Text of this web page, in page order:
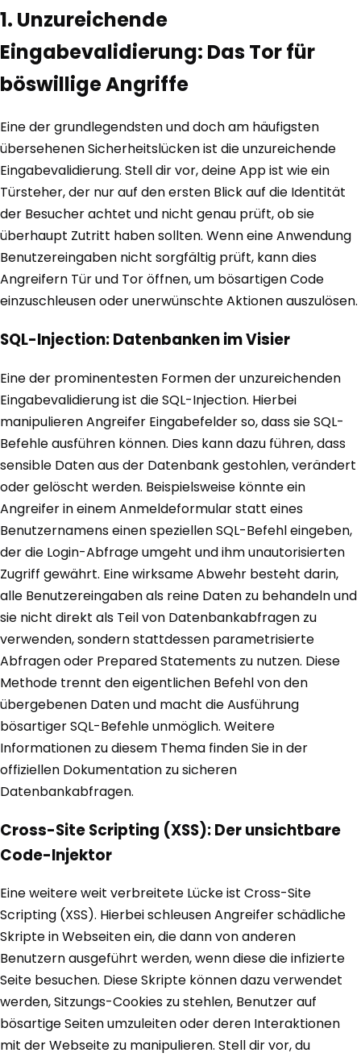
1. Unzureichende
Eingabevalidierung: Das Tor für
böswillige Angriffe
Eine der grundlegendsten und doch am häufigsten
übersehenen Sicherheitslücken ist die unzureichende
Eingabevalidierung. Stell dir vor, deine App ist wie ein
Türsteher, der nur auf den ersten Blick auf die Identität
der Besucher achtet und nicht genau prüft, ob sie
überhaupt Zutritt haben sollten. Wenn eine Anwendung
Benutzereingaben nicht sorgfältig prüft, kann dies
Angreifern Tür und Tor öffnen, um bösartigen Code
einzuschleusen oder unerwünschte Aktionen auszulösen.
SQL-Injection: Datenbanken im Visier
Eine der prominentesten Formen der unzureichenden
Eingabevalidierung ist die SQL-Injection. Hierbei
manipulieren Angreifer Eingabefelder so, dass sie SQL-
Befehle ausführen können. Dies kann dazu führen, dass
sensible Daten aus der Datenbank gestohlen, verändert
oder gelöscht werden. Beispielsweise könnte ein
Angreifer in einem Anmeldeformular statt eines
Benutzernamens einen speziellen SQL-Befehl eingeben,
der die Login-Abfrage umgeht und ihm unautorisierten
Zugriff gewährt. Eine wirksame Abwehr besteht darin,
alle Benutzereingaben als reine Daten zu behandeln und
sie nicht direkt als Teil von Datenbankabfragen zu
verwenden, sondern stattdessen parametrisierte
Abfragen oder Prepared Statements zu nutzen. Diese
Methode trennt den eigentlichen Befehl von den
übergebenen Daten und macht die Ausführung
bösartiger SQL-Befehle unmöglich. Weitere
Informationen zu diesem Thema finden Sie in der
offiziellen Dokumentation zu sicheren
Datenbankabfragen.
Cross-Site Scripting (XSS): Der unsichtbare
Code-Injektor
Eine weitere weit verbreitete Lücke ist Cross-Site
Scripting (XSS). Hierbei schleusen Angreifer schädliche
Skripte in Webseiten ein, die dann von anderen
Benutzern ausgeführt werden, wenn diese die infizierte
Seite besuchen. Diese Skripte können dazu verwendet
werden, Sitzungs-Cookies zu stehlen, Benutzer auf
bösartige Seiten umzuleiten oder deren Interaktionen
mit der Webseite zu manipulieren. Stell dir vor, du